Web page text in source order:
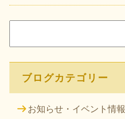
ブログカテゴリー
お知らせ・イベント情報